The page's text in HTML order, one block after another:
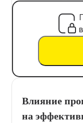
Влияние
на